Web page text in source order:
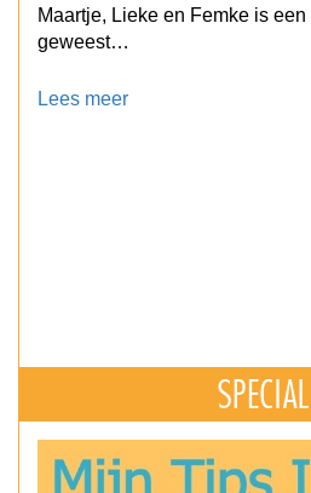
Maartje, Lieke en Femke is
geweest…
Lees meer